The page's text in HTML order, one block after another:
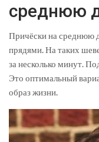
среднюю
Причёски на среднюю
прядями. На таких
за несколько минут.
Это оптимальный
образ жизни.